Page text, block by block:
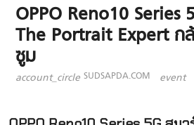
OPPO Reno10 Series
The Portrait Expert ก
ซูม
account_circle SUDSAPDA.COM event